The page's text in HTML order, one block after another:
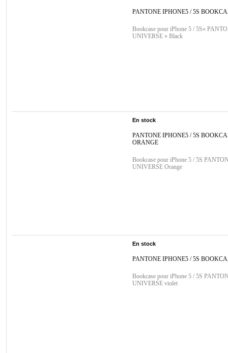
PANTONE IPHONE5 / 5S
Bookcase pour iPhone 5 / 5S«
UNIVERSE » Black
En stock
PANTONE IPHONE5 / 5S
ORANGE
Bookcase pour iPhone 5 / 5S
UNIVERSE Orange
En stock
PANTONE IPHONE5 / 5S
Bookcase pour iPhone 5 / 5S
UNIVERSE violet